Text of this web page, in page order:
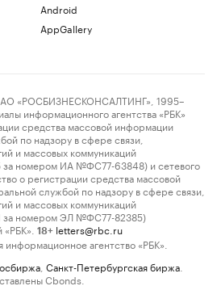
Android
AppGallery
«РОСБИЗНЕСКОНСАЛТИНГ», 1995–
информационного агентства «РБК»
средства массовой информации
по надзору в сфере связи,
и массовых коммуникаций
за номером ИА №ФС77-63848) и сетевого
о регистрации средства массовой
службой по надзору в сфере связи,
и массовых коммуникаций
за номером ЭЛ №ФС77-82385)
18+ letters@rbc.ru
информационное агентство «РБК».
Санкт-Петербургская биржа
Cbonds.